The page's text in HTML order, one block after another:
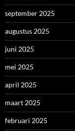
september 2025
augustus 2025
juni 2025
mei 2025
april 2025
maart 2025
februari 2025